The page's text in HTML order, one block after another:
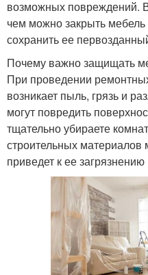
возможных повреждений.
чем можно закрыть
сохранить ее
Почему важно защищать
При проведении
возникает пыль, грязь и
могут повредить
тщательно убираете
строительных материалов
приведет к ее